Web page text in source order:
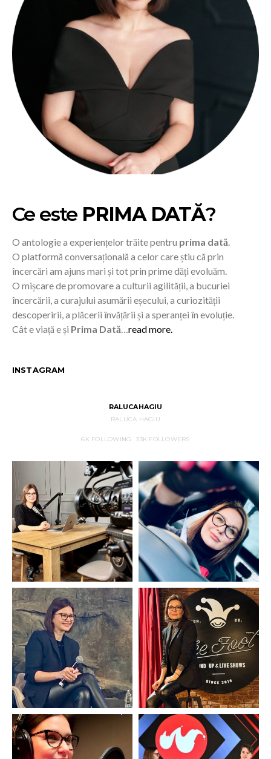
Ce este PRIMA DATĂ?
O antologie a experiențelor trăite pentru prima dată
O platformă conversațională a celor care știu că prin
încercări am ajuns mari și tot prin prime dăți evoluăm.
O mișcare de promovare a culturii agilității, a bucuriei
încercării, a curajului asumării eșecului, a curiozității
descoperirii, a plăcerii învățării și a speranței în evoluție.
Cât e viață e și Prima Dată read more.
INSTAGRAM
RALUCAHAGIU
RALUCA HAGIU
6KFOLLOWING 33K FOLLOWERS